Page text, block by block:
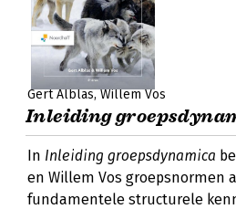
Gert Alblas Willem Vos
Inleiding
In Inleiding groepsdynamica
en Willem Vos groepsnormen
fundamentele structurele